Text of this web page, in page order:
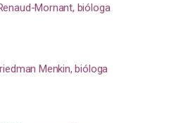
Mornant, bióloga
Menkin, bióloga